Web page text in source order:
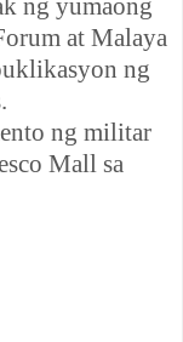
ng yumaong
at Malaya
ng
ng militar
Mall sa